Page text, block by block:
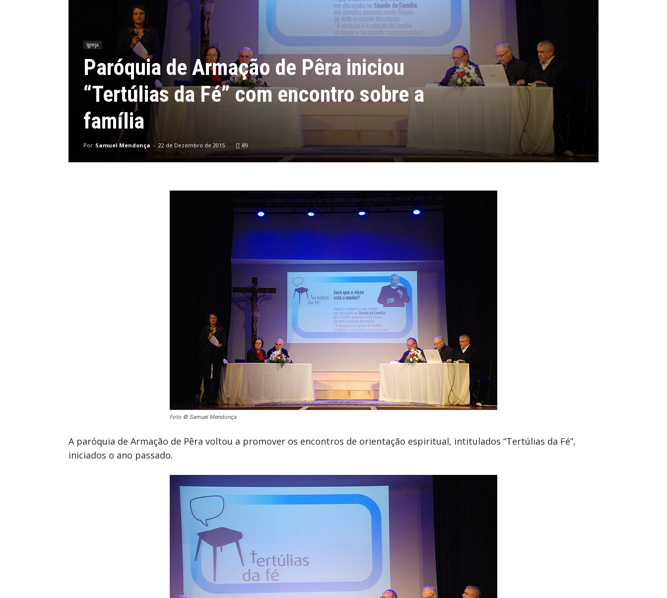
Igreja
Paróquia de Armação de Pêra iniciou
“Tertúlias da Fé” com encontro sobre a
família
Por Samuel Mendonça - 22 de Dezembro de 2015 89
Foto © Samuel Mendonça
A paróquia de Armação de Pêra voltou a promover os encontros de orientação espiritual, intitulados “Tertúlias da Fé”,
iniciados o ano passado.